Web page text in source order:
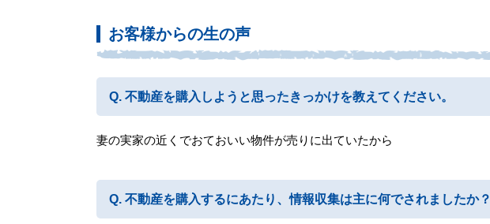
お客様からの生の声
不動産を購入しようと思ったきっかけを教えてください。
妻の実家の近くでおておいい物件が売りに出ていたから
不動産を購入するにあたり、情報収集は主に何でされましたか？